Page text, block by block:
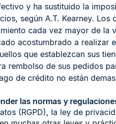
y ha sustituido la
según A.T. Kearney.
cada vez mayor de la
acostumbrado a realizar
que establezcan sus
rembolso de sus pedidos
de crédito no están
las normas y
(RGPD), la ley de